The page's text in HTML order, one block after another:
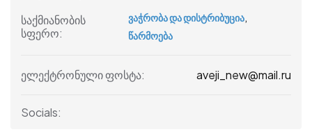
საქმიანობის
სფერო:
ვაჭრობა და დისტრიბუცია,
წარმოება
ელექტრონული ფოსტა: aveji_new@mail.ru
Socials: